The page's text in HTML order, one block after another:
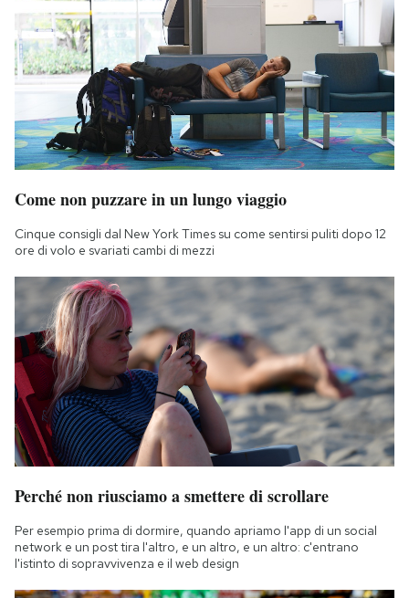
Come non puzzare in un lungo viaggio
Cinque consigli dal New York Times su come sentirsi puliti dopo 12
ore di volo e svariati cambi di mezzi
Perché non riusciamo a smettere di scrollare
Per esempio prima di dormire, quando apriamo l'app di un social
network e un post tira l'altro, e un altro, e un altro: c'entrano
l'istinto di sopravvivenza e il web design